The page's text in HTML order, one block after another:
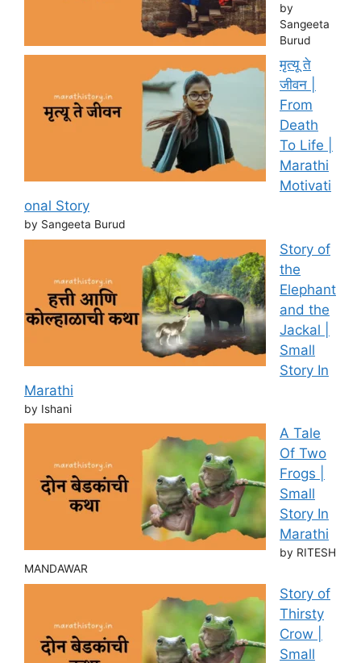
by
Sangeeta
Burud
मृत्यू ते
जीवन |
From
Death
To Life |
Marathi
Motivati
onal Story
by Sangeeta Burud
Story of
the
Elephant
and the
Jackal |
Small
Story In
Marathi
by Ishani
A Tale
Of Two
Frogs |
Small
Story In
Marathi
by RITESH
MANDAWAR
Story of
Thirsty
Crow |
Small